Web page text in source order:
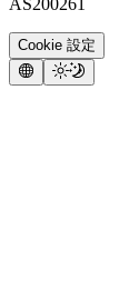
AS200261
Cookie 設定